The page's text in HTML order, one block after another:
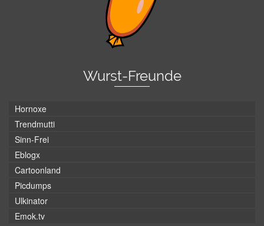
Wurst-Freunde
Hornoxe
Trendmutti
Sinn-Frei
Eblogx
Cartoonland
Picdumps
Ulkinator
Emok.tv